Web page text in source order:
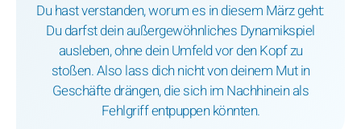
Du hast verstanden, worum es in diesem März geht:
Du darfst dein außergewöhnliches Dynamikspiel
ausleben, ohne dein Umfeld vor den Kopf zu
stoßen. Also lass dich nicht von deinem Mut in
Geschäfte drängen, die sich im Nachhinein als
Fehlgriff entpuppen könnten.